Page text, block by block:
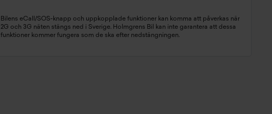
Bilens eCall/SOS-knapp och uppkopplade funktioner kan komma att påverkas när
2G och 3G näten stängs ned i Sverige. Holmgrens Bil kan inte garantera att dessa
funktioner kommer fungera som de ska efter nedstängningen.